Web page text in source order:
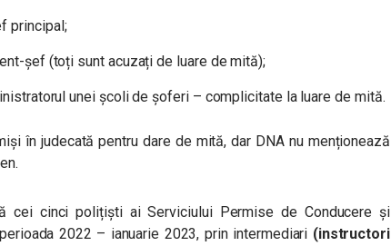
principal;
șef (toți sunt acuzați de luare de mită);
unei școli de șoferi – complicitate la luare de mită.
în judecată pentru dare de mită, dar DNA nu menționează
cei cinci polițiști ai Serviciului Permise de Conducere și
2022 – ianuarie 2023, prin intermediari (instructori